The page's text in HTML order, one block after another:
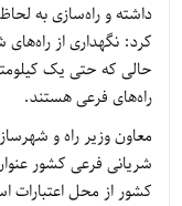
داشته و راه‌سازی به
کرد: نگهداری از
حالی که حتی یک
راه‌های فرعی هستند.
معاون وزیر راه و
شریانی فرعی کشور
کشور از محل اعتبارات